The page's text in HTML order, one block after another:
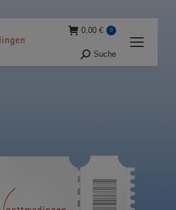
0,00 € 0
Suche:
Suche